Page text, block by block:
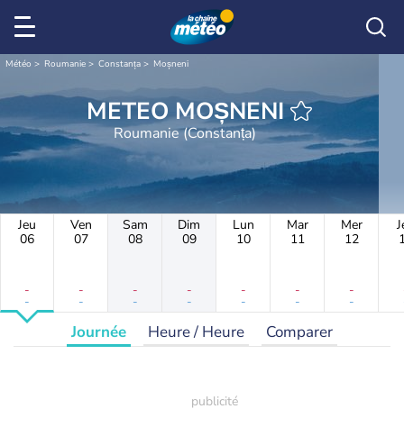
Météo Roumanie Constanța Moșneni
METEO MOȘNENI
Roumanie (Constanța)
Jeu
06
-
-
Ven
07
-
-
Sam
08
-
-
Dim
09
-
-
Lun
10
-
-
Mar
11
-
-
Mer
12
-
-
Journée Heure / Heure Comparer